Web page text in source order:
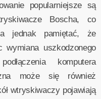
popularniejsze są
Boscha, co
jednak pamiętać, że
uszkodzonego
komputera
może się również
wtryskiwaczy pojawiają